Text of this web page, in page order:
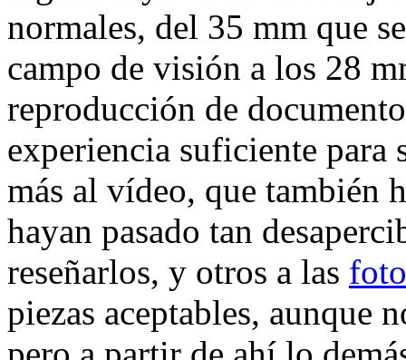
normales, del 35 mm que
campo de visión a los 28
reproducción de
experiencia suficiente para
más al vídeo, que también
hayan pasado tan
reseñarlos, y otros a las foto
piezas aceptables, aunque